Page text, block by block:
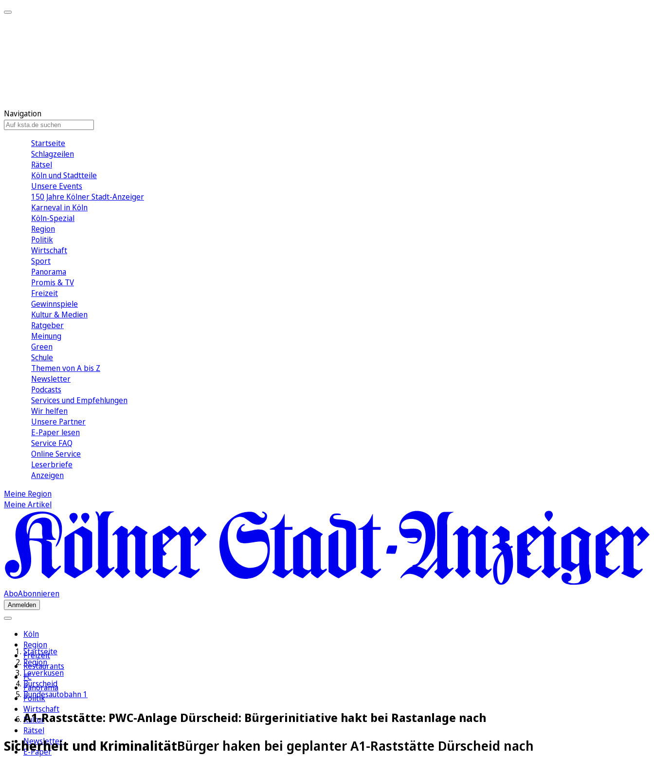
Navigation
Startseite
Schlagzeilen
Rätsel
Köln und Stadtteile
Unsere Events
150 Jahre Kölner Stadt-Anzeiger
Karneval in Köln
Köln-Spezial
Region
Politik
Wirtschaft
Sport
Panorama
Promis & TV
Freizeit
Gewinnspiele
Kultur & Medien
Ratgeber
Meinung
Green
Schule
Themen von A bis Z
Newsletter
Podcasts
Services und Empfehlungen
Wir helfen
Unsere Partner
E-Paper lesen
Service FAQ
Online Service
Leserbriefe
Anzeigen
Meine Region
Meine Artikel
AboAbonnieren
Anmelden
Köln
Region
Freizeit
Restaurants
FC
Panorama
Politik
Wirtschaft
Kultur
Rätsel
Newsletter
E-Paper
Startseite
Region
Leverkusen
Burscheid
Bundesautobahn 1
A1-Raststätte: PWC-Anlage Dürscheid: Bürgerinitiative hakt bei Rastanlage nach
Sicherheit und KriminalitätBürger haken bei geplanter A1-Raststätte Dürscheid nach